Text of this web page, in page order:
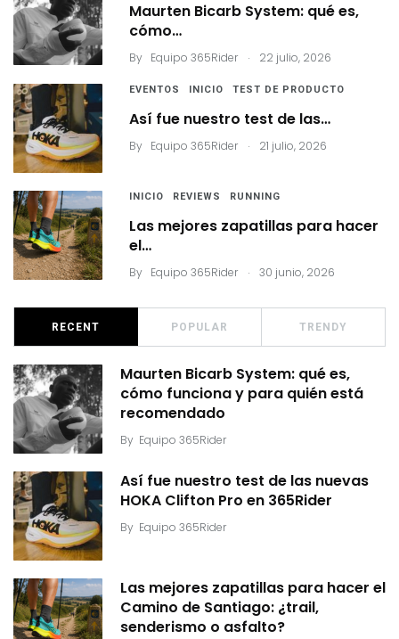
Maurten Bicarb System: qué es,
cómo…
By Equipo 365Rider . 22 julio, 2026
EVENTOS INICIO TEST DE PRODUCTO
Así fue nuestro test de las…
By Equipo 365Rider . 21 julio, 2026
INICIO REVIEWS RUNNING
Las mejores zapatillas para hacer
el…
By Equipo 365Rider . 30 junio, 2026
RECENT POPULAR TRENDY
Maurten Bicarb System: qué es,
cómo funciona y para quién está
recomendado
By Equipo 365Rider
Así fue nuestro test de las nuevas
HOKA Clifton Pro en 365Rider
By Equipo 365Rider
Las mejores zapatillas para hacer el
Camino de Santiago: ¿trail,
senderismo o asfalto?